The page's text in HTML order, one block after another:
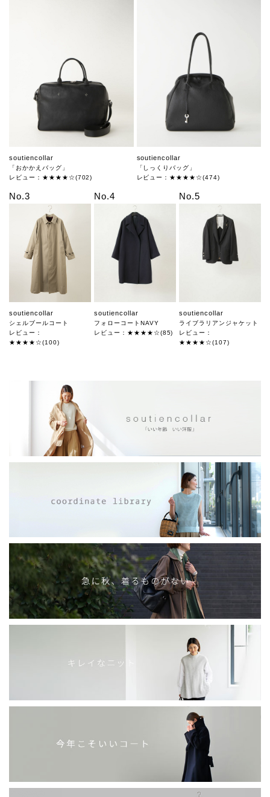
soutiencollar
「おかかえバッグ」
レビュー：★★★★☆(702)
soutiencollar
「しっくりバッグ」
レビュー：★★★★☆(474)
No.3
soutiencollar
シェルブールコート
レビュー：
★★★★☆(100)
No.4
soutiencollar
フォローコートNAVY
レビュー：★★★★☆(85)
No.5
soutiencollar
ライブラリアンジャケット
レビュー：
★★★★☆(107)